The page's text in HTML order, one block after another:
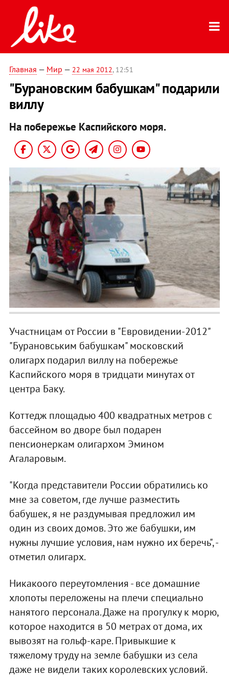
Главная — Мир — 22 мая 2012, 12:51
"Бурановским бабушкам" подарили
виллу
На побережье Каспийского моря.
Участницам от России в "Евровидении-2012"
"Бурановським бабушкам" московский
олигарх подарил виллу на побережье
Каспийского моря в тридцати минутах от
центра Баку.
Коттедж площадью 400 квадратных метров с
бассейном во дворе был подарен
пенсионеркам олигархом Эмином
Агаларовым.
"Когда представители России обратились ко
мне за советом, где лучше разместить
бабушек, я не раздумывая предложил им
один из своих домов. Это же бабушки, им
нужны лучшие условия, нам нужно их беречь", -
отметил олигарх.
Никакоого переутомления - все домашние
хлопоты переложены на плечи специально
нанятого персонала. Даже на прогулку к морю,
которое находится в 50 метрах от дома, их
вывозят на гольф-каре. Привыкшие к
тяжелому труду на земле бабушки из села
даже не видели таких королевских условий.